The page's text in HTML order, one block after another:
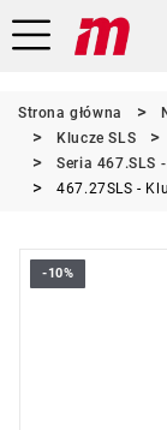
Strona główna
Klucze SLS
Seria 467.SLS
467.27SLS -
-10%